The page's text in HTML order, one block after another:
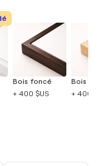
Bois foncé
+ 400 $US
Bois
+ 400